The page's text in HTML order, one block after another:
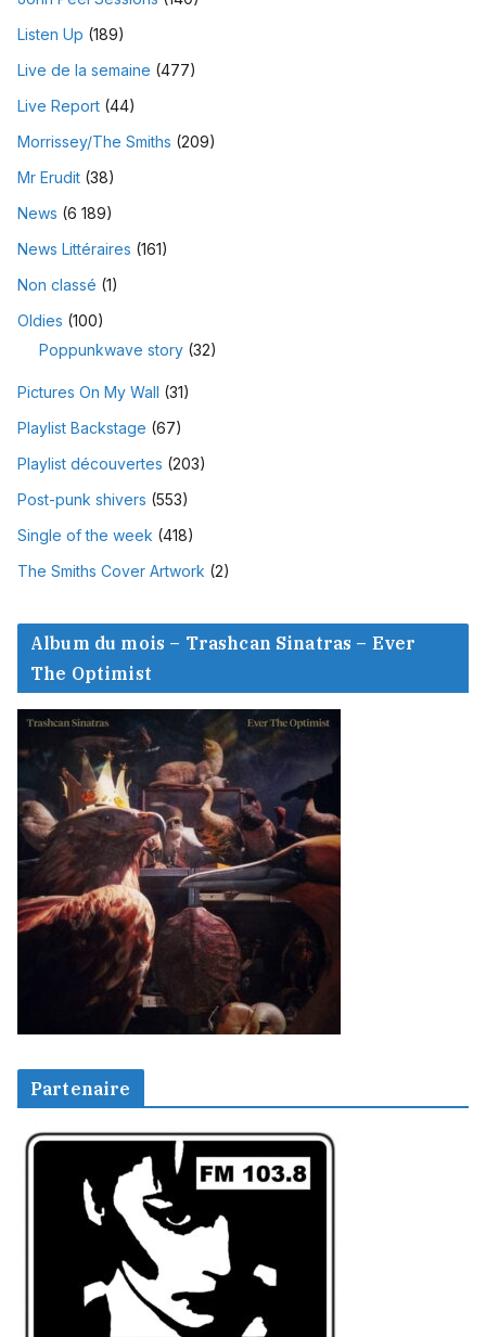
Listen Up (189)
Live de la semaine (477)
Live Report (44)
Morrissey/The Smiths (209)
Mr Erudit (38)
News (6 189)
News Littéraires (161)
Non classé (1)
Oldies (100)
Poppunkwave story (32)
Pictures On My Wall (31)
Playlist Backstage (67)
Playlist découvertes (203)
Post-punk shivers (553)
Single of the week (418)
The Smiths Cover Artwork (2)
Album du mois – Trashcan Sinatras – Ever
The Optimist
Partenaire